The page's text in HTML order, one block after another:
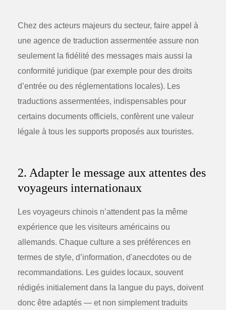
Chez des acteurs majeurs du secteur, faire appel à
une agence de traduction assermentée assure non
seulement la fidélité des messages mais aussi la
conformité juridique (par exemple pour des droits
d’entrée ou des réglementations locales). Les
traductions assermentées, indispensables pour
certains documents officiels, confèrent une valeur
légale à tous les supports proposés aux touristes.
2. Adapter le message aux attentes des
voyageurs internationaux
Les voyageurs chinois n’attendent pas la même
expérience que les visiteurs américains ou
allemands. Chaque culture a ses préférences en
termes de style, d’information, d'anecdotes ou de
recommandations. Les guides locaux, souvent
rédigés initialement dans la langue du pays, doivent
donc être adaptés — et non simplement traduits